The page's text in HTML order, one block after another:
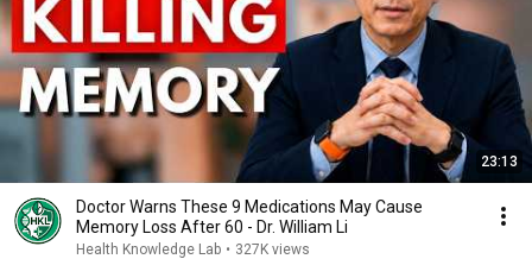
23:13
Doctor Warns These 9 Medications May Cause
Memory Loss After 60 - Dr. William Li
Health Knowledge Lab • 327K views